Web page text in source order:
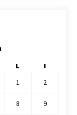
L
I
1
2
8 9